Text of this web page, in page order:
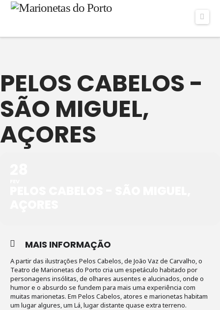
PELOS CABELOS -
SÃO MIGUEL,
AÇORES
MAIS INFORMAÇÃO
A partir das ilustrações Pelos Cabelos, de João Vaz de Carvalho, o
Teatro de Marionetas do Porto cria um espetáculo habitado por
personagens insólitas, de olhares ausentes e alucinados, onde o
humor e o absurdo se fundem para mais uma experiência com
muitas marionetas. Em Pelos Cabelos, atores e marionetas habitam
um lugar algures, um Lá, lugar distante quase extra terreno.